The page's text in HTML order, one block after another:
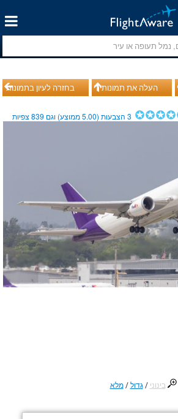
בחזרה לעיון בתמונות העלה את תמונותיך
3הצבעות (5.00ממוצע) וגם 839צפיות
בינוני /גדול /מלא